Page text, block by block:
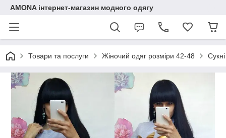
AMONA інтернет-магазин модного одягу
Товари та послуги Жіночий одяг розміри 42-48 Сукні